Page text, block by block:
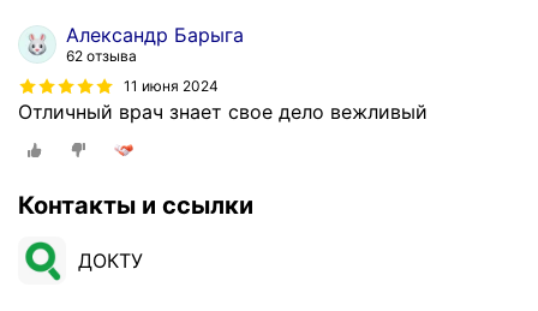
о
Александр Барыга
62 отзыва
11 июня 2024
Отличный врач знает свое дело вежливый
Контакты и ссылки
ДОКТУ